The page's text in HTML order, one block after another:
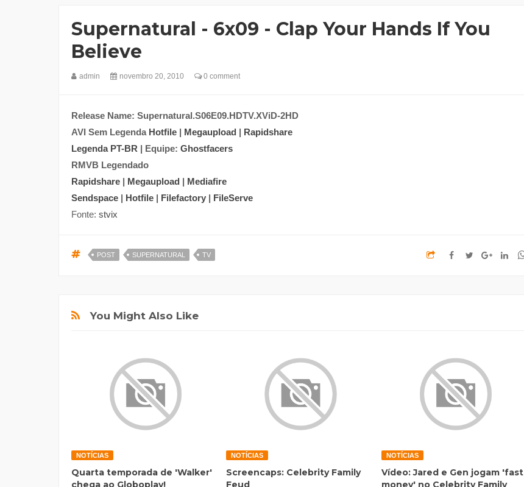
Supernatural - 6x09 - Clap Your Hands If You
Believe
admin novembro 20, 2010 0 comment
Release Name: Supernatural.S06E09.HDTV.XViD-2HD
AVI Sem Legenda Hotfile | Megaupload | Rapidshare
Legenda PT-BR | Equipe: Ghostfacers
RMVB Legendado
Rapidshare | Megaupload | Mediafire
Sendspace | Hotfile | Filefactory | FileServe
Fonte: stvix
POST SUPERNATURAL TV
You Might Also Like
NOTÍCIAS
Quarta temporada de 'Walker'
chega ao Globoplay!
NOTÍCIAS
Screencaps: Celebrity Family
Feud
NOTÍCIAS
Vídeo: Jared e Gen jogam 'fast
money' no Celebrity Family